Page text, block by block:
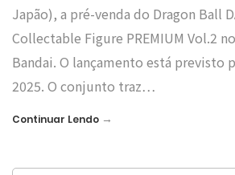
Japão), a pré-venda do Dragon Ball
Collectable Figure PREMIUM Vol.2
Bandai. O lançamento está previsto
2025. O conjunto traz…
Continuar Lendo →